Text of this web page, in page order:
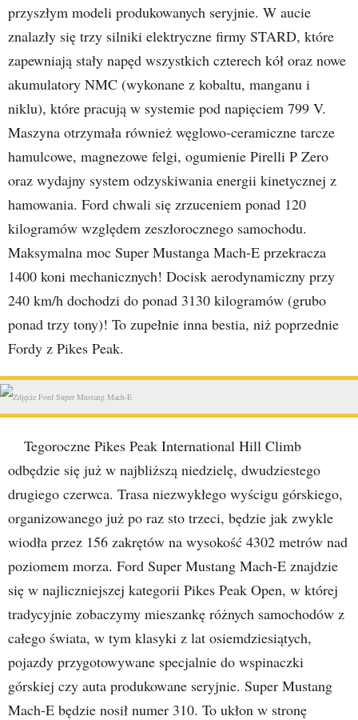
przyszłym modeli produkowanych seryjnie. W aucie
znalazły się trzy silniki elektryczne firmy STARD, które
zapewniają stały napęd wszystkich czterech kół oraz nowe
akumulatory NMC (wykonane z kobaltu, manganu i
niklu), które pracują w systemie pod napięciem 799 V.
Maszyna otrzymała również węglowo-ceramiczne tarcze
hamulcowe, magnezowe felgi, ogumienie Pirelli P Zero
oraz wydajny system odzyskiwania energii kinetycznej z
hamowania. Ford chwali się zrzuceniem ponad 120
kilogramów względem zeszłorocznego samochodu.
Maksymalna moc Super Mustanga Mach-E przekracza
1400 koni mechanicznych! Docisk aerodynamiczny przy
240 km/h dochodzi do ponad 3130 kilogramów (grubo
ponad trzy tony)! To zupełnie inna bestia, niż poprzednie
Fordy z Pikes Peak.
Tegoroczne Pikes Peak International Hill Climb
odbędzie się już w najbliższą niedzielę, dwudziestego
drugiego czerwca. Trasa niezwykłego wyścigu górskiego,
organizowanego już po raz sto trzeci, będzie jak zwykle
wiodła przez 156 zakrętów na wysokość 4302 metrów nad
poziomem morza. Ford Super Mustang Mach-E znajdzie
się w najliczniejszej kategorii Pikes Peak Open, w której
tradycyjnie zobaczymy mieszankę różnych samochodów z
całego świata, w tym klasyki z lat osiemdziesiątych,
pojazdy przygotowywane specjalnie do wspinaczki
górskiej czy auta produkowane seryjnie. Super Mustang
Mach-E będzie nosił numer 310. To ukłon w stronę